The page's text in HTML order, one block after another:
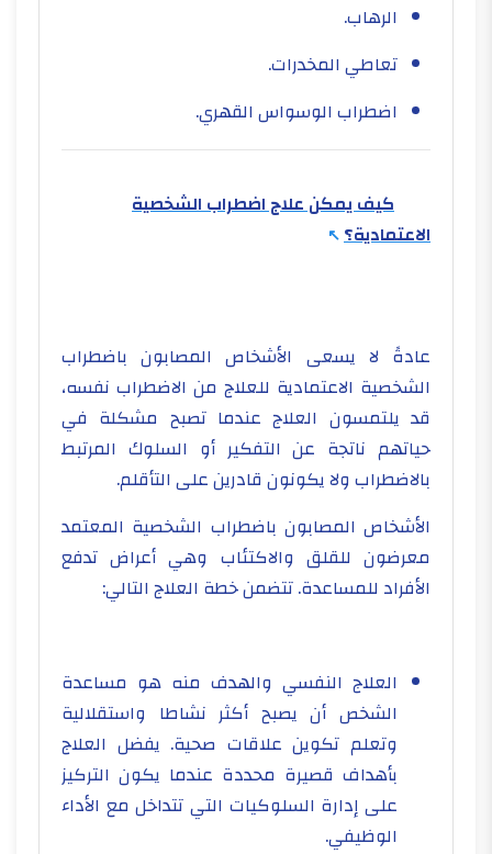
الرهاب.
تعاطي المخدرات.
اضطراب الوسواس القهري.
كيف يمكن علاج اضطراب الشخصية
الاعتمادية؟
عادةً لا يسعى الأشخاص المصابون باضطراب
الشخصية الاعتمادية للعلاج من الاضطراب نفسه،
قد يلتمسون العلاج عندما تصبح مشكلة في
حياتهم ناتجة عن التفكير أو السلوك المرتبط
بالاضطراب ولا يكونون قادرين على التأقلم.
الأشخاص المصابون باضطراب الشخصية المعتمد
معرضون للقلق والاكتئاب وهي أعراض تدفع
الأفراد للمساعدة. تتضمن خطة العلاج التالي:
العلاج النفسي والهدف منه هو مساعدة
الشخص أن يصبح أكثر نشاطا واستقلالية
وتعلم تكوين علاقات صحية. يفضل العلاج
بأهداف قصيرة محددة عندما يكون التركيز
على إدارة السلوكيات التي تتداخل مع الأداء
الوظيفي.